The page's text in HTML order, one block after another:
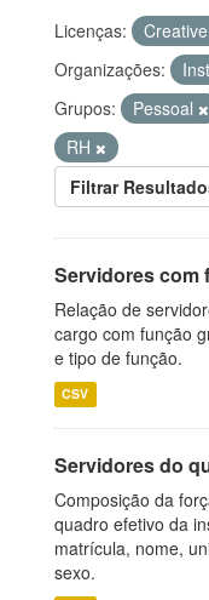
Licenças:
Organizações:
Grupos:
Pessoal
RH
Filtrar
Servidores com
Relação de
cargo com função
e tipo de função.
CSV
Servidores do
Composição da
quadro efetivo da
matrícula, nome,
sexo.